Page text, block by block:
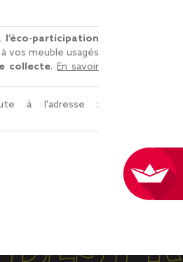
l’éco-participation
vos meuble usagés
collecte.En savoir
à l'adresse :